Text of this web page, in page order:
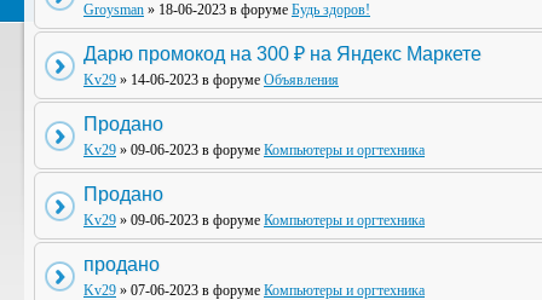
Groysman » 18-06-2023 в форуме Будь здоров!
Дарю промокод на 300 ₽ на Яндекс Маркете
Kv29 » 14-06-2023 в форуме Объявления
Продано
Kv29 » 09-06-2023 в форуме Компьютеры и оргтехника
Продано
Kv29 » 09-06-2023 в форуме Компьютеры и оргтехника
продано
Kv29 » 07-06-2023 в форуме Компьютеры и оргтехника